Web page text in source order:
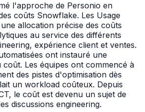
l'approche de Personio en
coûts Snowflake. Les Usage
allocation précise des coûts
au service des différents
expérience client et ventes.
ont instauré une
Les équipes ont commencé à
des pistes d'optimisation dès
un workload coûteux. Depuis
le coût est devenu un sujet de
discussions engineering.